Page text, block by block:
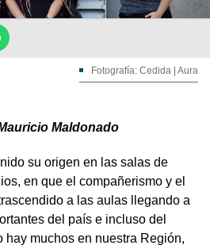
Fotografía: Cedida | Aura
Maldonado
su origen en las salas de
en que el compañerismo y el
a las aulas llegando a
del país e incluso del
hay muchos en nuestra Región,